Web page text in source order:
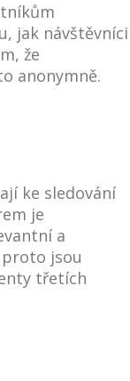
jak návštěvníci
že
anonymně.
ke sledování
je
a
jsou
třetích